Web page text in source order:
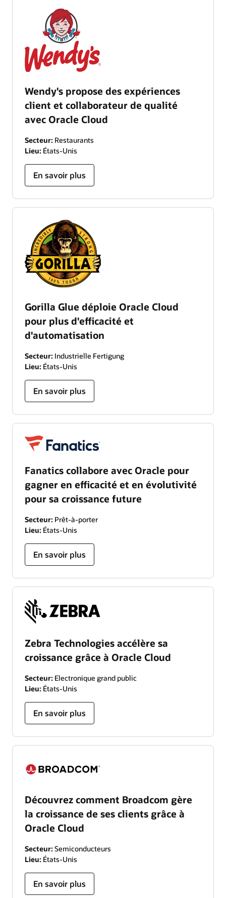
Wendy's propose des expériences
client et collaborateur de qualité
avec Oracle Cloud
Secteur: Restaurants
Lieu: États-Unis
En savoir plus
Gorilla Glue déploie Oracle Cloud
pour plus d'efficacité et
d'automatisation
Secteur: Industrielle Fertigung
Lieu: États-Unis
En savoir plus
Fanatics collabore avec Oracle pour
gagner en efficacité et en évolutivité
pour sa croissance future
Secteur: Prêt-à-porter
Lieu: États-Unis
En savoir plus
Zebra Technologies accélère sa
croissance grâce à Oracle Cloud
Secteur: Electronique grand public
Lieu: États-Unis
En savoir plus
Découvrez comment Broadcom gère
la croissance de ses clients grâce à
Oracle Cloud
Secteur: Semiconducteurs
Lieu: États-Unis
En savoir plus